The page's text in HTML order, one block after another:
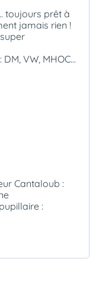
toujours prêt à
jamais rien !
VW, MHOC...
Cantaloub :
: